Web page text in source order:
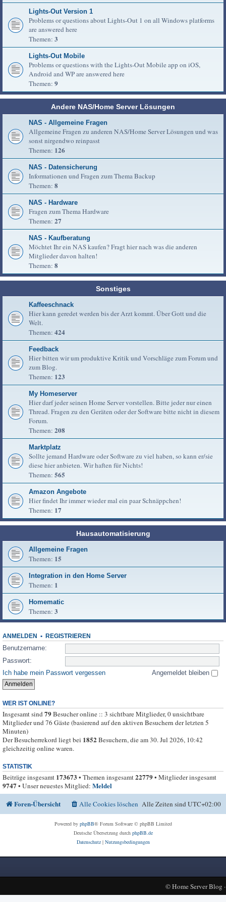
Lights-Out Version 1
Problems or questions about Lights-Out 1 on all Windows platforms
are answered here
Themen: 3
Lights-Out Mobile
Problems or questions with the Lights-Out Mobile app on iOS,
Android and WP are answered here
Themen: 9
Andere NAS/Home Server Lösungen
NAS - Allgemeine Fragen
Allgemeine Fragen zu anderen NAS/Home Server Lösungen und was
sonst nirgendwo reinpasst
Themen: 126
NAS - Datensicherung
Informationen und Fragen zum Thema Backup
Themen: 8
NAS - Hardware
Fragen zum Thema Hardware
Themen: 27
NAS - Kaufberatung
Möchtet Ihr ein NAS kaufen? Fragt hier nach was die anderen
Mitglieder davon halten!
Themen: 8
Sonstiges
Kaffeeschnack
Hier kann geredet werden bis der Arzt kommt. Über Gott und die
Welt.
Themen: 424
Feedback
Hier bitten wir um produktive Kritik und Vorschläge zum Forum und
zum Blog.
Themen: 123
My Homeserver
Hier darf jeder seinen Home Server vorstellen. Bitte jeder nur einen
Thread. Fragen zu den Geräten oder der Software bitte nicht in diesem
Forum.
Themen: 208
Marktplatz
Sollte jemand Hardware oder Software zu viel haben, so kann er/sie
diese hier anbieten. Wir haften für Nichts!
Themen: 565
Amazon Angebote
Hier findet Ihr immer wieder mal ein paar Schnäppchen!
Themen: 17
Hausautomatisierung
Allgemeine Fragen
Themen: 15
Integration in den Home Server
Themen: 1
Homematic
Themen: 3
ANMELDEN • REGISTRIEREN
Benutzername:
Passwort:
Ich habe mein Passwort vergessen
Angemeldet bleiben
WER IST ONLINE?
Insgesamt sind79Besucher online :: 3 sichtbare Mitglieder, 0 unsichtbare
Mitglieder und 76 Gäste (basierend auf den aktiven Besuchern der letzten 5
Minuten)
Der Besucherrekord liegt bei 1852Besuchern, die am 30. Jul 2026, 10:42
gleichzeitig online waren.
STATISTIK
Beiträge insgesamt 173673 • Themen insgesamt22779• Mitglieder insgesamt
9747• Unser neuestes Mitglied: Meldel
Foren-Übersicht
Alle Zeiten sindUTC+02:00
Alle Cookies löschen
Powered by phpBB® Forum Software © phpBB Limited
Deutsche Übersetzung durch phpBB.de
Datenschutz| Nutzungsbedingungen
©Home Server Blog